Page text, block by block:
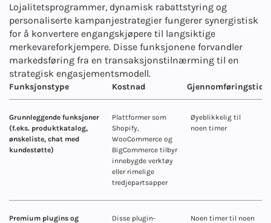
Lojalitetsprogrammer, dynamisk rabattstyring og
personaliserte kampanjestrategier fungerer synergistisk
for å konvertere engangskjøpere til langsiktige
merkevareforkjempere. Disse funksjonene forvandler
markedsføring fra en transaksjonstilnærming til en
strategisk engasjementsmodell.
Funksjonstype Kostnad Gjennomføringstid
Grunnleggende funksjoner
(f.eks. produktkatalog,
ønskeliste, chat med
kundestøtte)
Plattformer som
Shopify,
WooCommerce og
BigCommerce tilbyr
innebygde verktøy
eller rimelige
tredjepartsapper
Øyeblikkelig til
noen timer
Premium plugins og
Disse plugin-
Noen timer til noen